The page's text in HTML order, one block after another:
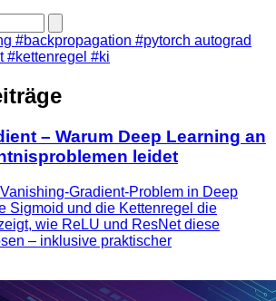
#backpropagation #pytorch autograd
#kettenregel #ki
– Warum Deep Learning an
leidet
Gradient-Problem in Deep
Sigmoid und die Kettenregel die
wie ReLU und ResNet diese
– inklusive praktischer